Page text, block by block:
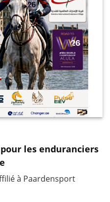
les enduranciers
à Paardensport